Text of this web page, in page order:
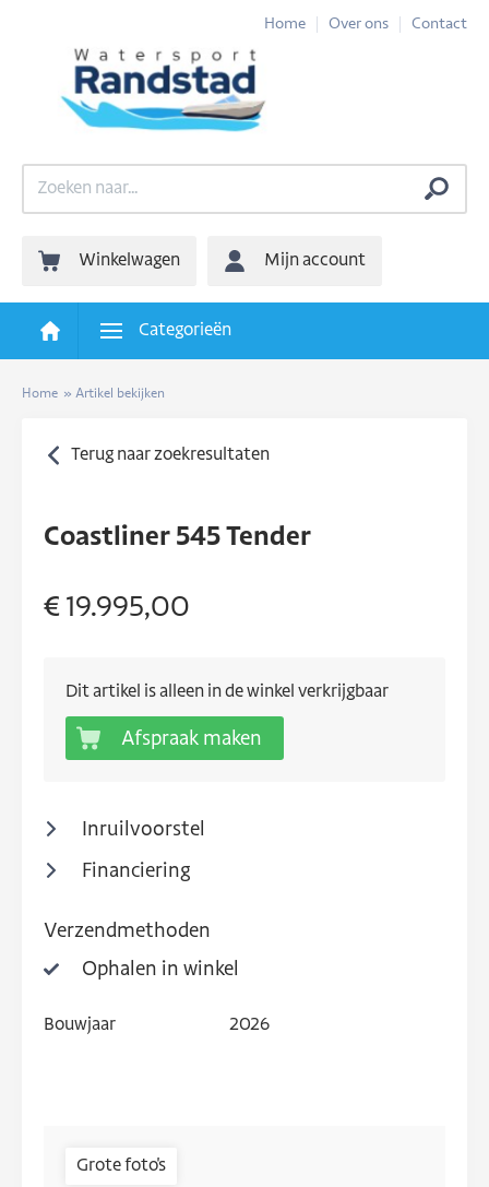
Home Over ons Contact
Winkelwagen Mijn account
Categorieën
Home » Artikel bekijken
Terug naar zoekresultaten
Coastliner 545 Tender
€ 19.995,00
Dit artikel is alleen in de winkel verkrijgbaar
Afspraak maken
Inruilvoorstel
Financiering
Verzendmethoden
Ophalen in winkel
Bouwjaar 2026
Grote foto's